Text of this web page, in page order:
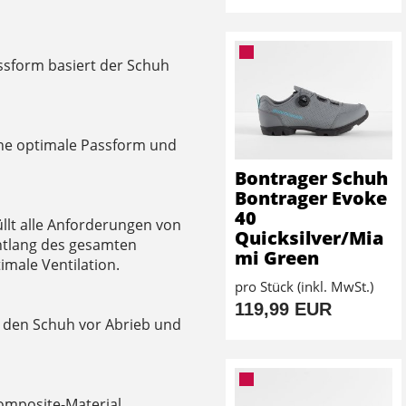
basiert der Schuh
optimale Passform und
alle Anforderungen von
des gesamten
Ventilation.
Schuh vor Abrieb und
Bontrager Schuh
Bontrager Evoke
40
Quicksilver/Mia
mi Green
pro Stück (inkl. MwSt.)
119,99 EUR